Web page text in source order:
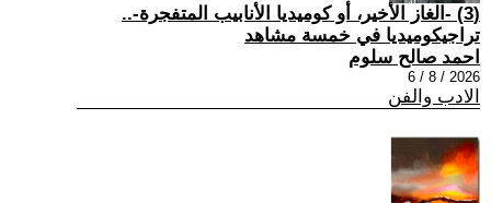
(3) -الغاز الأخير، أو كوميديا الأنابيب المتفجرة-..
تراجيكوميديا في خمسة مشاهد
احمد صالح سلوم
2026 / 8 / 6
الادب والفن